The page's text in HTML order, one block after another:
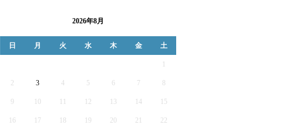
2026年8月
日 月 火 水 木 金 土
2 3 4 5 6 7
9 12 13 14 15
16 17 19 20 21 22